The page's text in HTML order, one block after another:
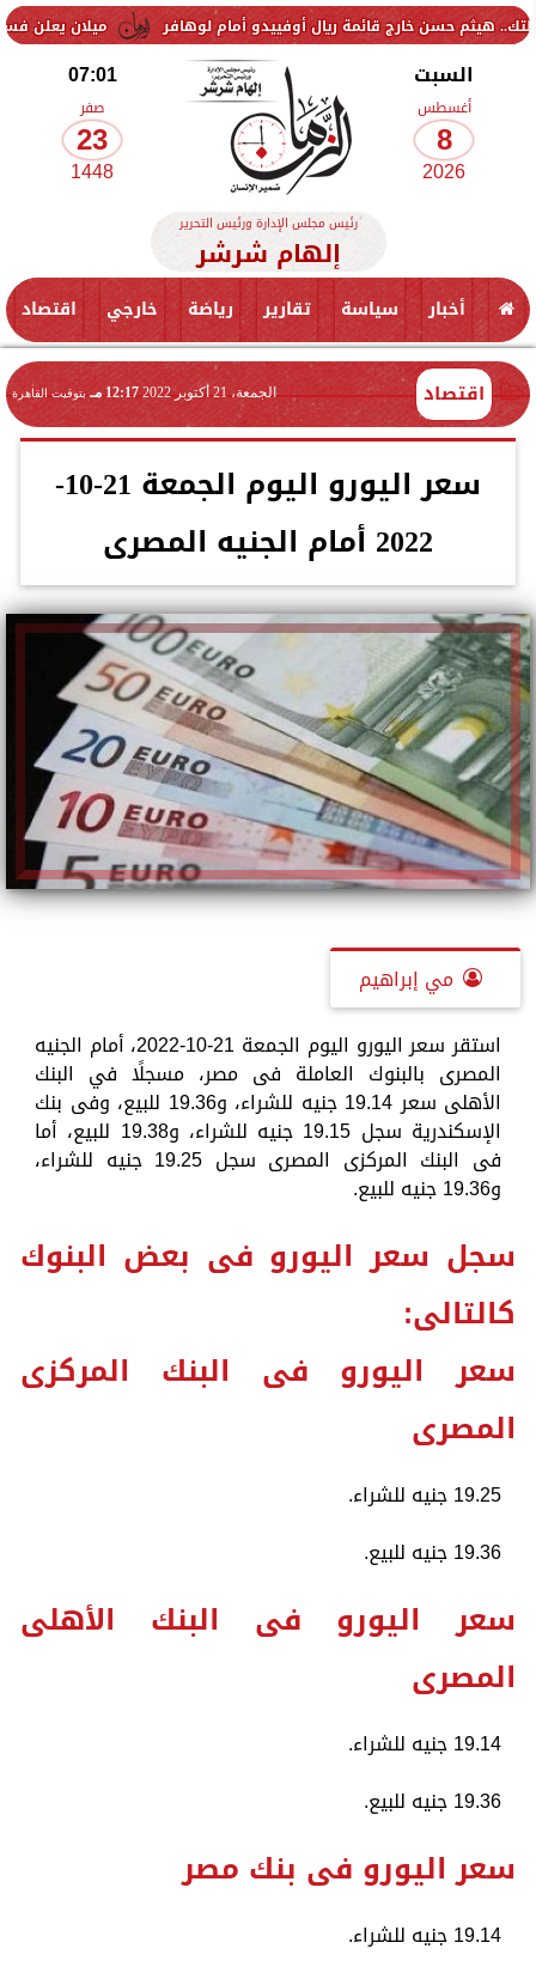
ميلان يعلن فسخ عقد خارج قائمة ريال أوفييدو أمام لوهافر
السبت
أغسطس
8
2026
07:01
صفر
23
1448
رئيس مجلس الإدارة ورئيس التحرير
إلهام شرشر
أخبار سياسة تقارير رياضة خارجي اقتصاد
اقتصاد الجمعة، 21 أكتوبر 2022 12:17 مـ بتوقيت القاهرة
سعر اليورو اليوم الجمعة 21-10-
2022 أمام الجنيه المصرى
مي إبراهيم
استقر سعر اليورو اليوم الجمعة 21-10-2022، أمام الجنيه
المصرى بالبنوك العاملة فى مصر، مسجلًا في البنك
الأهلى سعر 19.14 جنيه للشراء، و19.36 للبيع، وفى بنك
الإسكندرية سجل 19.15 جنيه للشراء، و19.38 للبيع، أما
فى البنك المركزى المصرى سجل 19.25 جنيه للشراء،
و19.36 جنيه للبيع.
سجل سعر اليورو فى بعض البنوك
كالتالى:
سعر اليورو فى البنك المركزى
المصرى
19.25 جنيه للشراء.
19.36 جنيه للبيع.
سعر اليورو فى البنك الأهلى
المصرى
19.14 جنيه للشراء.
19.36 جنيه للبيع.
سعر اليورو فى بنك مصر
19.14 جنيه للشراء.